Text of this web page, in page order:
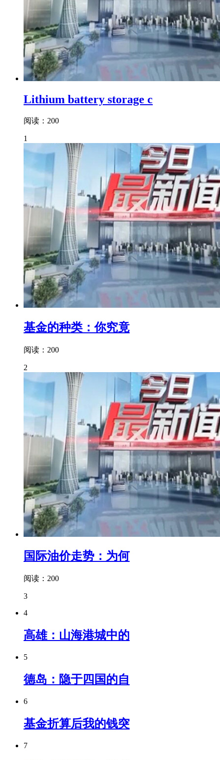
Lithium battery storage c
阅读：200
1
基金的种类：你究竟
阅读：200
2
国际油价走势：为何
阅读：200
3
4
高雄：山海港城中的
5
德岛：隐于四国的自
6
基金折算后我的钱突
7